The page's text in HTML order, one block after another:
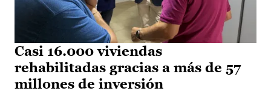
Casi 16.000 viviendas
rehabilitadas gracias a más de 57
millones de inversión